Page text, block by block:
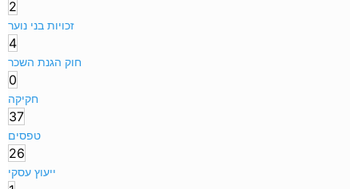
2
זכויות בני נוער
4
חוק הגנת השכר
0
חקיקה
37
טפסים
26
ייעוץ עסקי